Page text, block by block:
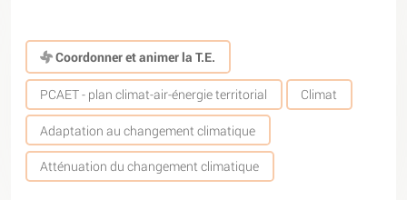
Coordonner et animer la T.E.
PCAET - plan climat-air-énergie territorial Climat
Adaptation au changement climatique
Atténuation du changement climatique